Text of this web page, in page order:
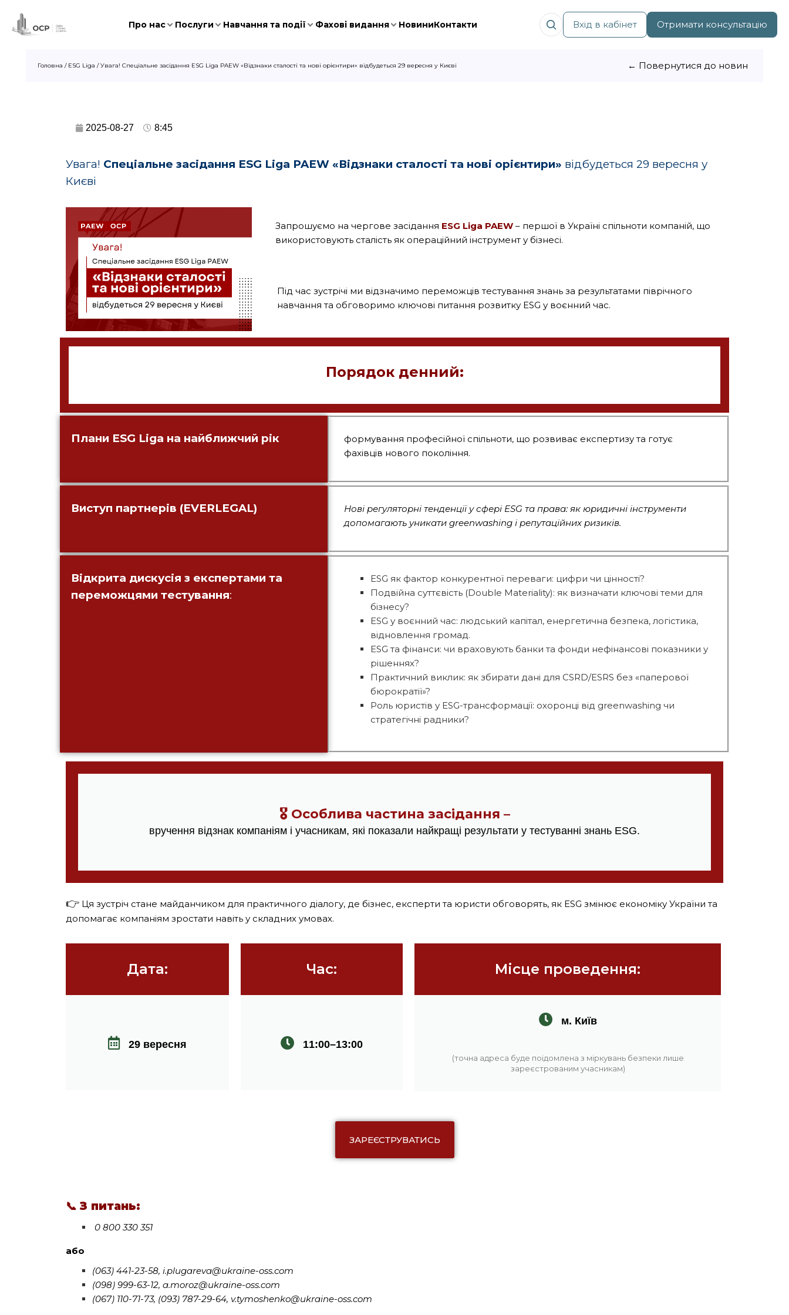
Про нас Послуги Навчання та події Фахові видання НовиниКонтакти Вхід в кабінет Отримати консультацію
Головна / ESG Liga /Увага! Спеціальне засідання ESG Liga PAEW «Відзнаки сталості та нові орієнтири» відбудеться 29 вересня у Києві ← Повернутися до новин
2025-08-27 8:45
Увага! Спеціальне засідання ESG Liga PAEW «Відзнаки сталості та нові орієнтири» відбудеться 29 вересня у
Києві
Запрошуємо на чергове засідання ESG Liga PAEW– першої в Україні спільноти компаній, що
використовують сталість як операційний інструмент у бізнесі.
Під час зустрічі ми відзначимо переможців тестування знань за результатами піврічного
навчання та обговоримо ключові питання розвитку ESG у воєнний час.
Порядок денний:
Плани ESG Liga на найближчий рік
формування професійної спільноти, що розвиває експертизу та готує
фахівців нового покоління.
Виступ партнерів (EVERLEGAL)
Нові регуляторні тенденції у сфері ESG та права: як юридичні інструменти
допомагають уникати greenwashing і репутаційних ризиків.
Відкрита дискусія з експертами та
переможцями тестування:
ESG як фактор конкурентної переваги: цифри чи цінності?
Подвійна суттєвість (Double Materiality): як визначати ключові теми для
бізнесу?
ESG у воєнний час: людський капітал, енергетична безпека, логістика,
відновлення громад.
ESG та фінанси: чи враховують банки та фонди нефінансові показники у
рішеннях?
Практичний виклик: як збирати дані для CSRD/ESRS без «паперової
бюрократії»?
Роль юристів у ESG-трансформації: охоронці від greenwashing чи
стратегічні радники?
🎖 Особлива частина засідання –
вручення відзнак компаніям і учасникам, які показали найкращі результати у тестуванні знань ESG.
👉 Ця зустріч стане майданчиком для практичного діалогу, де бізнес, експерти та юристи обговорять, як ESG змінює економіку України та
допомагає компаніям зростати навіть у складних умовах.
Дата:
29 вересня
Час:
11:00–13:00
Місце проведення:
м. Київ
(точна адреса буде поідомлена з міркувань безпеки лише
зареєстрованим учасникам)
ЗАРЕЄСТРУВАТИСЬ
📞З питань:
0 800 330 351
або
(063) 441-23-58, i.plugareva@ukraine-oss.com
(098) 999-63-12, a.moroz@ukraine-oss.com
(067) 110-71-73, (093) 787-29-64, v.tymoshenko@ukraine-oss.com